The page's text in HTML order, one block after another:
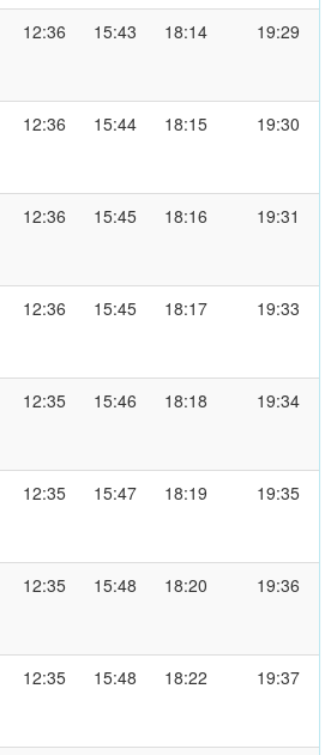
12:36 15:43 18:14 19:29
12:36 15:44 18:15 19:30
12:36 15:45 18:16 19:31
12:36 15:45 18:17 19:33
12:35 15:46 18:18 19:34
12:35 15:47 18:19 19:35
12:35 15:48 18:20 19:36
12:35 15:48 18:22 19:37